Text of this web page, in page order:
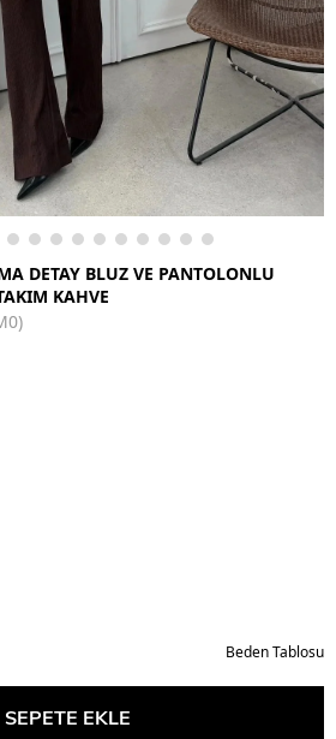
DETAY BLUZ VE PANTOLONLU
KAHVE
Beden Tablosu